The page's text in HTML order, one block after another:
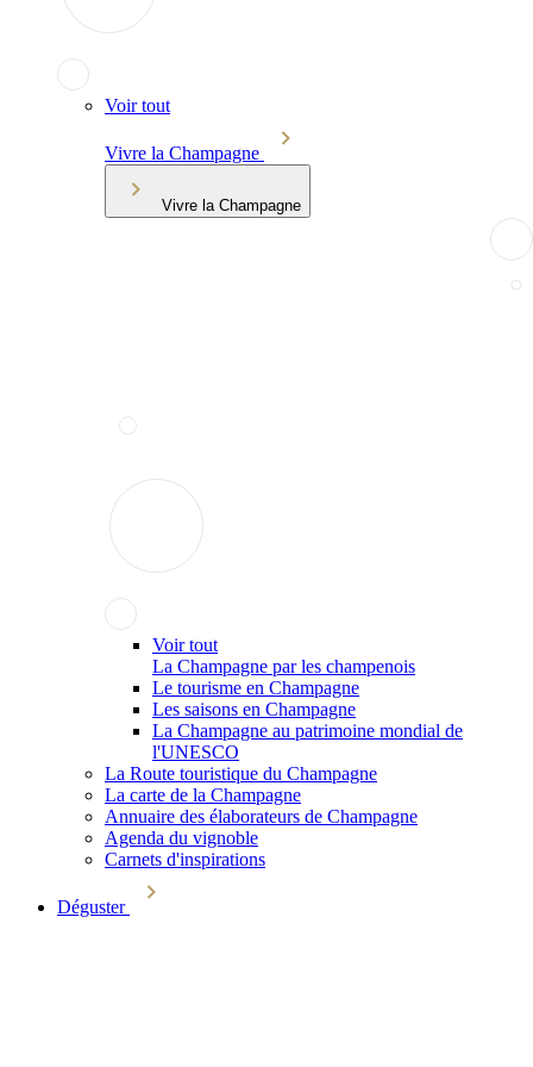
Voir tout
Vivre la Champagne
Vivre la Champagne
Voir tout
La Champagne par les champenois
Le tourisme en Champagne
Les saisons en Champagne
La Champagne au patrimoine mondial de
l'UNESCO
La Route touristique du Champagne
La carte de la Champagne
Annuaire des élaborateurs de Champagne
Agenda du vignoble
Carnets d'inspirations
Déguster